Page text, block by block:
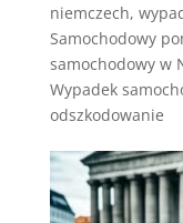
niemczech,
Samochodowy
samochodowy w
Wypadek
odszkodowanie